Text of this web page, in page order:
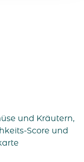
und Kräutern,
Score und